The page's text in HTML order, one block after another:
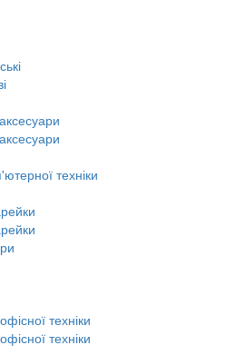
техніки
техніки
техніки